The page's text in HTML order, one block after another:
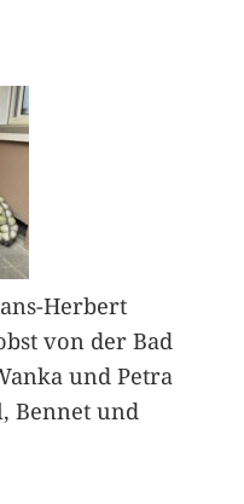
Herbert
von der Bad
und Petra
Bennet und